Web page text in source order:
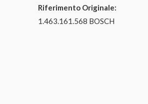
Riferimento Originale:
1.463.161.568 BOSCH